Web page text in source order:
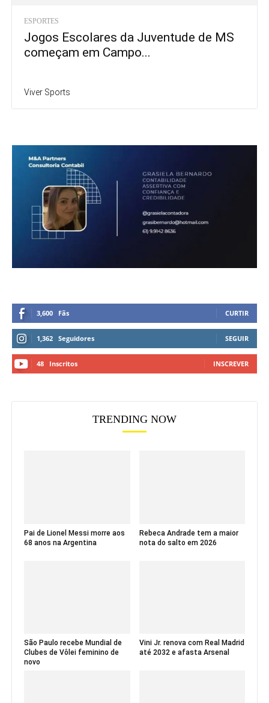
ESPORTES
Jogos Escolares da Juventude de MS
começam em Campo...
Viver Sports
3,600 Fãs CURTIR
1,362 Seguidores SEGUIR
48 Inscritos INSCREVER
TRENDING NOW
Pai de Lionel Messi morre aos
68 anos na Argentina
Rebeca Andrade tem a maior
nota do salto em 2026
São Paulo recebe Mundial de
Clubes de Vôlei feminino de
novo
Vini Jr. renova com Real Madrid
até 2032 e afasta Arsenal